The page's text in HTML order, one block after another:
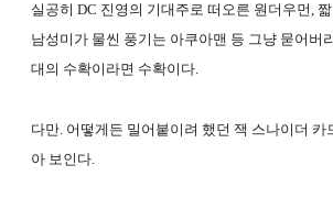
실공히 DC 진영의 기대주로 떠오른 원더우먼,
남성미가 물씬 풍기는 아쿠아맨 등 그냥 묻어버
대의 수확이라면 수확이다.
다만. 어떻게든 밀어붙이려 했던 잭 스나이더
아 보인다.